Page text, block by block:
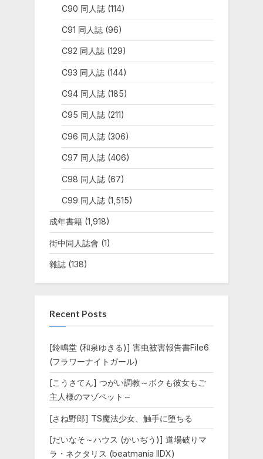
C90 同人誌 (114)
C91 同人誌 (96)
C92 同人誌 (129)
C93 同人誌 (144)
C94 同人誌 (185)
C95 同人誌 (211)
C96 同人誌 (306)
C97 同人誌 (406)
C98 同人誌 (67)
C99 同人誌 (1,515)
成年書籍 (1,918)
街中同人誌會 (1)
雜誌 (138)
Recent Posts
[鈴鳴堂 (和泉ゆきる)] 害虫被害報告書File6
(フラワーナイトガール)
[こうさてん] つがい調教～ボクも彼女もご
主人様のマゾペット～
[さね野郎] TS魔法少女、触手に堕ちる
[だいなそ～ハウス (かいぢう)] 道場破りマ
ラ・ネクタリス (beatmania IIDX)